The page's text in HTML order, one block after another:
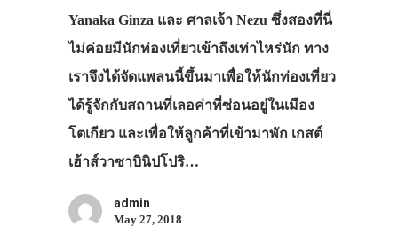
Yanaka Ginza และ ศาลเจ้า Nezu ซึ่งสองที่นี่
ไม่ค่อยมีนักท่องเที่ยวเข้าถึงเท่าไหร่นัก ทาง
เราจึงได้จัดแพลนนี้ขึ้นมาเพื่อให้นักท่องเที่ยว
ได้รู้จักกับสถานที่เลอค่าที่ซ่อนอยู่ในเมือง
โตเกียว และเพื่อให้ลูกค้าที่เข้ามาพัก เกสต์
เฮ้าส์วาซาบินิปโปริ…
admin
May 27, 2018